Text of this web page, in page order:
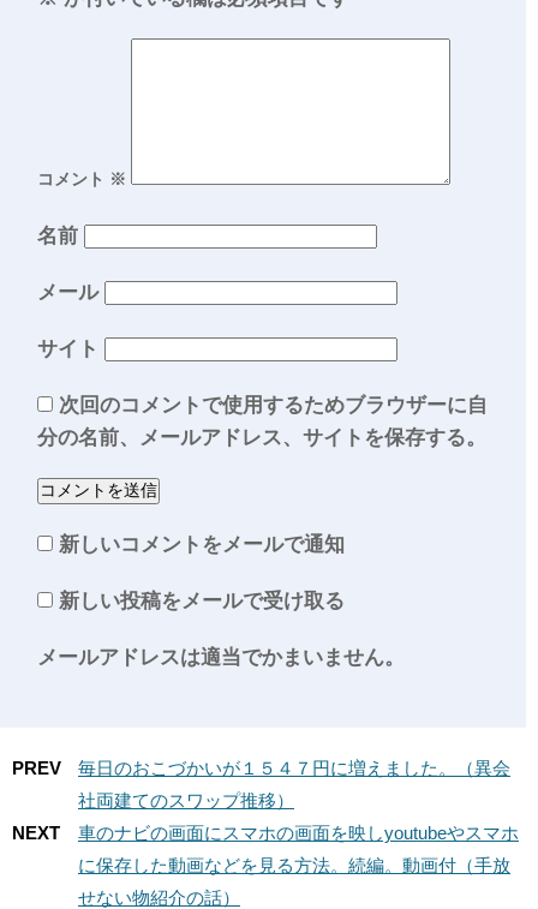
コメント ※
名前
メール
サイト
次回のコメントで使用するためブラウザーに自
分の名前、メールアドレス、サイトを保存する。
新しいコメントをメールで通知
新しい投稿をメールで受け取る
メールアドレスは適当でかまいません。
PREV
毎日のおこづかいが１５４７円に増えました。（異会
社両建てのスワップ推移）
NEXT
車のナビの画面にスマホの画面を映しyoutubeやスマホ
に保存した動画などを見る方法。続編。動画付（手放
せない物紹介の話）